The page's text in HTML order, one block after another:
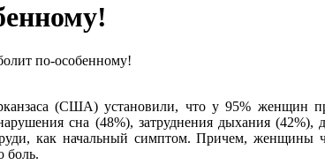
по-особенному!
(США) установили, что у 95% женщин
сна (48%), затруднения дыхания (42%),
как начальный симптом. Причем, женщины
боль.